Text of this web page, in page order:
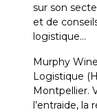
sur son
et de
logistique…
Murphy
Logistique
Montpellier.
l’entraide, la